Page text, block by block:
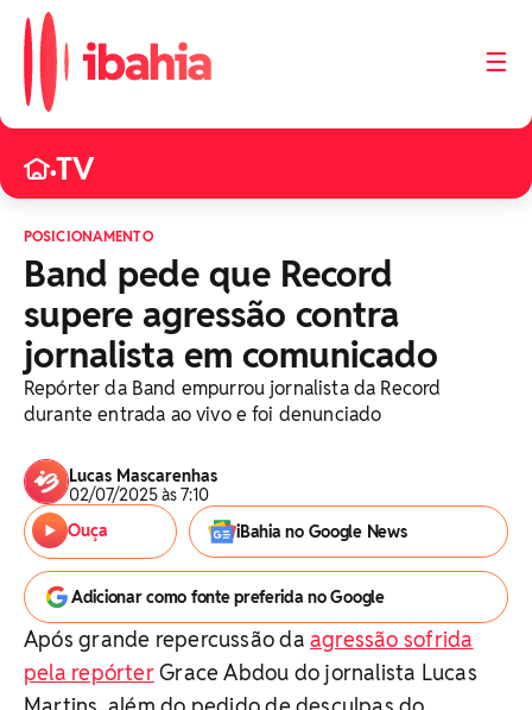
☰
•TV
POSICIONAMENTO
Band pede que Record
supere agressão contra
jornalista em comunicado
Repórter da Band empurrou jornalista da Record
durante entrada ao vivo e foi denunciado
Lucas Mascarenhas
02/07/2025 às 7:10
Ouça
iBahia no Google News
Adicionar como fonte preferida no Google
Após grande repercussão da agressão sofrida
pela repórterGrace Abdou do jornalista Lucas